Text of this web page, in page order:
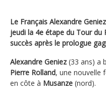
Le Français Alexandre
jeudi la 4e étape du Tour du
succès après le prologue
Alexandre Geniez(33 ans) a
Pierre Rolland, une nouvelle
en côte à Musanze (nord).